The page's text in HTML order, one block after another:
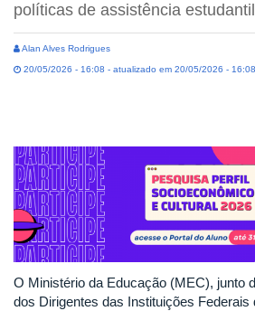
políticas de assistência estudantil
Alan Alves Rodrigues
20/05/2026 - 16:08 - atualizado em 20/05/2026 - 16:08
O Ministério da Educação (MEC), junto
dos Dirigentes das Instituições Federais